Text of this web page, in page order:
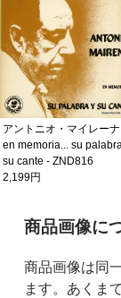
アントニオ・マイレー
en memoria... su
su cante - ZND816
2,199円
ご購入前
商品画像に
商品画像は同
ます。あくま